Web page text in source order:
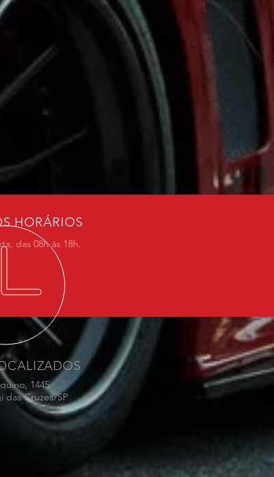
HORÁRIOS
das 08h às 18h.
1445
das Cruzes/SP